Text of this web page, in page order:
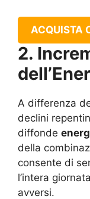
ACQUISTA
2.
A differenza
declini
diffonde
della
consente di
l’intera
avversi.